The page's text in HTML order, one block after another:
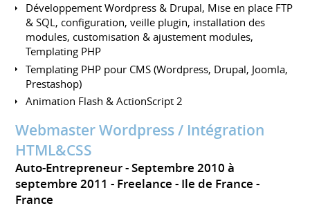
Développement Wordpress & Drupal, Mise en place FTP
& SQL, configuration, veille plugin, installation des
modules, customisation & ajustement modules,
Templating PHP
Templating PHP pour CMS (Wordpress, Drupal, Joomla,
Prestashop)
Animation Flash & ActionScript 2
Webmaster Wordpress / Intégration
HTML&CSS
Auto-Entrepreneur
Septembre 2010 à
septembre 2011 Freelance
Ile de France
France